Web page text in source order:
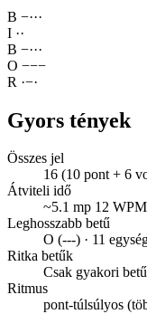
B −···
I ··
B −···
O −−−
R ·−·
Gyors tények
Összes jel
16 (10 pont + 6
Átviteli idő
~5.1 mp 12
Leghosszabb betű
O (---) · 11
Ritka betűk
Csak gyakori
Ritmus
pont-túlsúlyos